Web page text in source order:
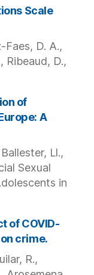
Scale
Faes, D. A.,
Ribeaud, D.,
of
A
Ll.,
Sexual
in
of COVID-
crime.
R.,